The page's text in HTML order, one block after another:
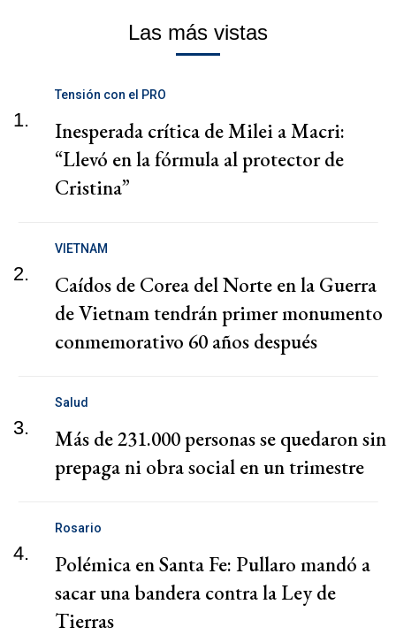
Las más vistas
1.
Tensión con el PRO
Inesperada crítica de Milei a Macri:
“Llevó en la fórmula al protector de
Cristina”
2.
VIETNAM
Caídos de Corea del Norte en la Guerra
de Vietnam tendrán primer monumento
conmemorativo 60 años después
3.
Salud
Más de 231.000 personas se quedaron sin
prepaga ni obra social en un trimestre
4.
Rosario
Polémica en Santa Fe: Pullaro mandó a
sacar una bandera contra la Ley de
Tierras